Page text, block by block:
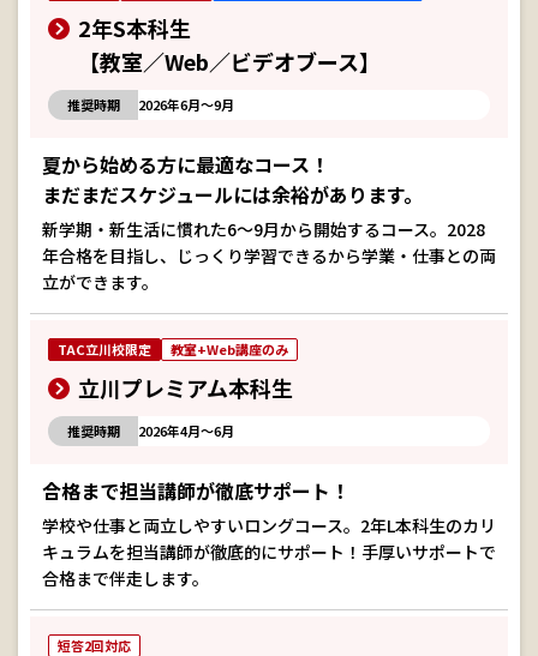
2年S本科生
【教室／Web／ビデオブース】
推奨時期 2026年6月～9月
夏から始める方に最適なコース！
まだまだスケジュールには余裕があります。
新学期・新生活に慣れた6～9月から開始するコース。2028
年合格を目指し、じっくり学習できるから学業・仕事との両
立ができます。
TAC立川校限定 教室+Web講座のみ
立川プレミアム本科生
推奨時期 2026年4月～6月
合格まで担当講師が徹底サポート！
学校や仕事と両立しやすいロングコース。2年L本科生のカリ
キュラムを担当講師が徹底的にサポート！手厚いサポートで
合格まで伴走します。
短答2回対応